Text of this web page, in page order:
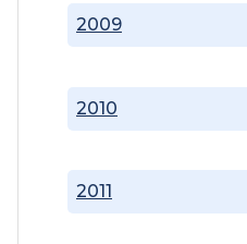
2009
2010
2011